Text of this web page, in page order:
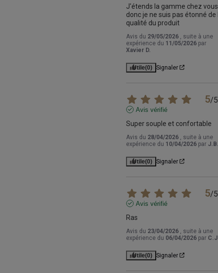
J'étends la gamme chez vous
donc je ne suis pas étonné de
qualité du produit
Avis du 29/05/2026
, suite à une
expérience du 11/05/2026 par
Xavier D.
Utile(0) Signaler
5/5
Avis vérifié
Super souple et confortable
Avis du 28/04/2026
, suite à une
expérience du 10/04/2026 par
Utile(0) Signaler
5/5
Avis vérifié
Ras
Avis du 23/04/2026
, suite à une
expérience du 06/04/2026 par
Utile(0) Signaler